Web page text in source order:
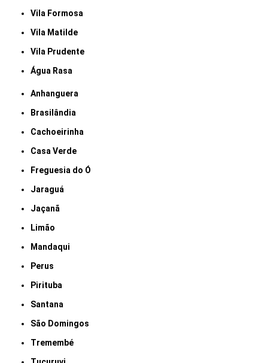
Vila Formosa
Vila Matilde
Vila Prudente
Água Rasa
Anhanguera
Brasilândia
Cachoeirinha
Casa Verde
Freguesia do Ó
Jaraguá
Jaçanã
Limão
Mandaqui
Perus
Pirituba
Santana
São Domingos
Tremembé